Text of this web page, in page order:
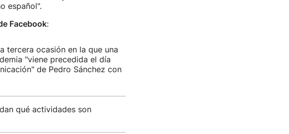
español".
Facebook:
tercera ocasión en la que una
"viene precedida el día
de Pedro Sánchez con
qué actividades son